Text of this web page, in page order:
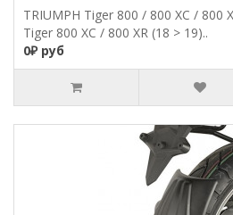
TRIUMPH Tiger 800 / 800 XC / 800
Tiger 800 XC / 800 XR (18 > 19)..
0₽ руб